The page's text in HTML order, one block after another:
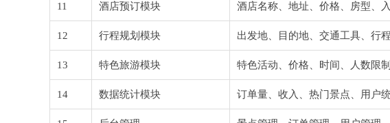
11 酒店预订模块 酒店名称、地址、价格、房型、
12 行程规划模块 出发地、目的地、交通工具、行
13 特色旅游模块 特色活动、价格、时间、人数限
14 数据统计模块 订单量、收入、热门景点、用户